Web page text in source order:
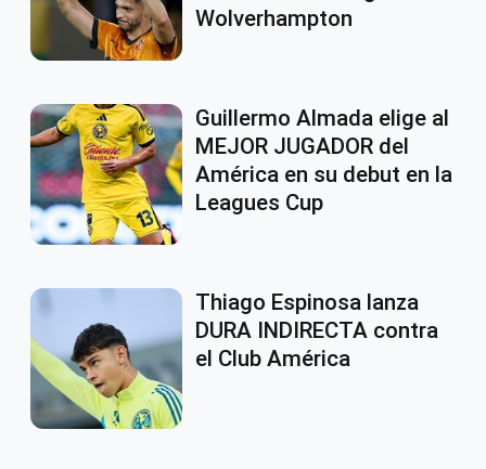
Wolverhampton
Guillermo Almada elige al
MEJOR JUGADOR del
América en su debut en la
Leagues Cup
Thiago Espinosa lanza
DURA INDIRECTA contra
el Club América